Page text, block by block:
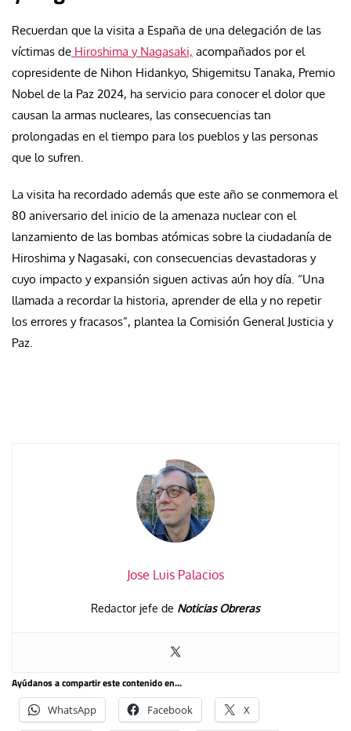
Recuerdan que la visita a España de una delegación de las
víctimas de Hiroshima y Nagasaki, acompañados por el
copresidente de Nihon Hidankyo, Shigemitsu Tanaka, Premio
Nobel de la Paz 2024, ha servicio para conocer el dolor que
causan la armas nucleares, las consecuencias tan
prolongadas en el tiempo para los pueblos y las personas
que lo sufren.
La visita ha recordado además que este año se conmemora el
80 aniversario del inicio de la amenaza nuclear con el
lanzamiento de las bombas atómicas sobre la ciudadanía de
Hiroshima y Nagasaki, con consecuencias devastadoras y
cuyo impacto y expansión siguen activas aún hoy día. “Una
llamada a recordar la historia, aprender de ella y no repetir
los errores y fracasos”, plantea la Comisión General Justicia y
Paz.
Jose Luis Palacios
Redactor jefe de Noticias Obreras
Ayúdanos a compartir este contenido en...
WhatsApp Facebook X